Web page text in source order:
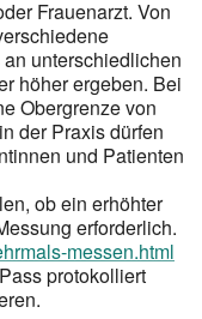
Frauenarzt. Von
unterschiedlichen
höher ergeben. Bei
Obergrenze von
der Praxis dürfen
und Patienten
ob ein erhöhter
erforderlich.
messen.html
protokolliert